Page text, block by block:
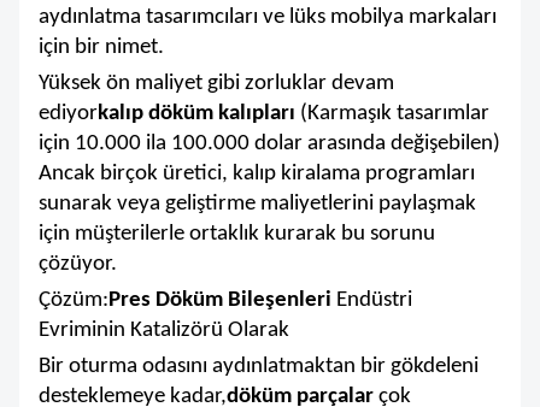
aydınlatma tasarımcıları ve lüks mobilya markaları
için bir nimet.
Yüksek ön maliyet gibi zorluklar devam
ediyorkalıp döküm kalıpları (Karmaşık tasarımlar
için 10.000 ila 100.000 dolar arasında değişebilen)
Ancak birçok üretici, kalıp kiralama programları
sunarak veya geliştirme maliyetlerini paylaşmak
için müşterilerle ortaklık kurarak bu sorunu
çözüyor.
Çözüm:Pres Döküm Bileşenleri Endüstri
Evriminin Katalizörü Olarak
Bir oturma odasını aydınlatmaktan bir gökdeleni
desteklemeye kadar,döküm parçalar çok